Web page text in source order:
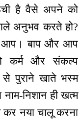
है वैसे अपने को
अनुभव करते हो?
बाप और आप
कर्म और संकल्प
पुराने खाते भस्म
निशान ही खत्म
कर नया चालू करना